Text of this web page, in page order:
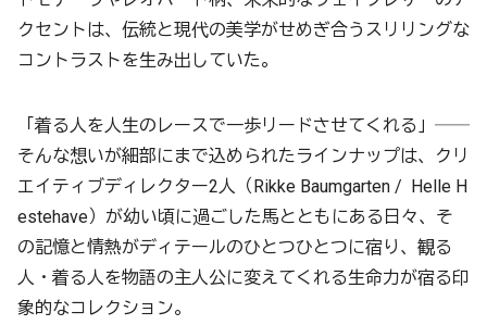
クセントは、伝統と現代の美学がせめぎ合うスリリングな
コントラストを生み出していた。
「着る人を人生のレースで一歩リードさせてくれる」──
そんな想いが細部にまで込められたラインナップは、クリ
エイティブディレクター2人（Rikke Baumgarten / Helle H
estehave）が幼い頃に過ごした馬とともにある日々、そ
の記憶と情熱がディテールのひとつひとつに宿り、観る
人・着る人を物語の主人公に変えてくれる生命力が宿る印
象的なコレクション。